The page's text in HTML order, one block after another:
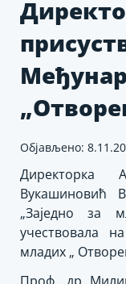
Објављено:
Вукашиновић
„Заједно за
учествовала
младих „